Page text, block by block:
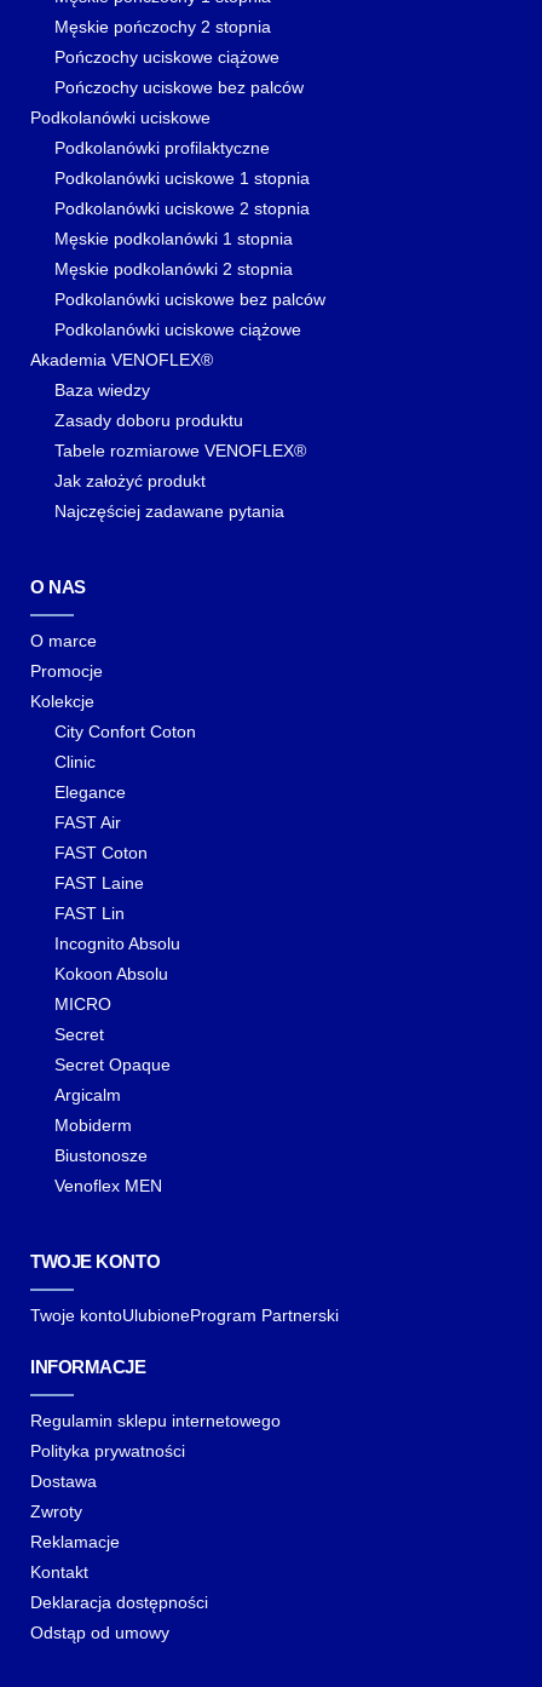
Męskie pończochy 2 stopnia
Pończochy uciskowe ciążowe
Pończochy uciskowe bez palców
Podkolanówki uciskowe
Podkolanówki profilaktyczne
Podkolanówki uciskowe 1 stopnia
Podkolanówki uciskowe 2 stopnia
Męskie podkolanówki 1 stopnia
Męskie podkolanówki 2 stopnia
Podkolanówki uciskowe bez palców
Podkolanówki uciskowe ciążowe
Akademia VENOFLEX®
Baza wiedzy
Zasady doboru produktu
Tabele rozmiarowe VENOFLEX®
Jak założyć produkt
Najczęściej zadawane pytania
O NAS
O marce
Promocje
Kolekcje
City Confort Coton
Clinic
Elegance
FAST Air
FAST Coton
FAST Laine
FAST Lin
Incognito Absolu
Kokoon Absolu
MICRO
Secret
Secret Opaque
Argicalm
Mobiderm
Biustonosze
Venoflex MEN
TWOJE KONTO
Twoje kontoUlubioneProgram Partnerski
INFORMACJE
Regulamin sklepu internetowego
Polityka prywatności
Dostawa
Zwroty
Reklamacje
Kontakt
Deklaracja dostępności
Odstąp od umowy